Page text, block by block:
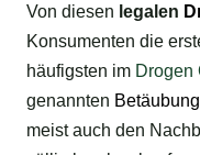
Von diesen legalen
Konsumenten die
häufigsten im Drogen
genannten
meist auch den